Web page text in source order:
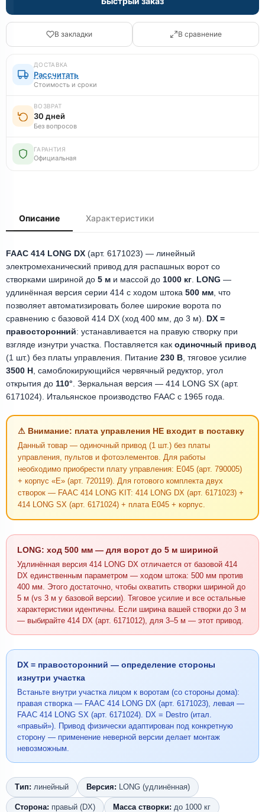
В закладки В сравнение
ДОСТАВКА
Рассчитать
Стоимость и сроки
ВОЗВРАТ
30 дней
Без вопросов
ГАРАНТИЯ
Официальная
Описание Характеристики
FAAC 414 LONG DX (арт. 6171023) — линейный
электромеханический привод для распашных ворот со
створками шириной до 5 м и массой до 1000 кг LONG —
удлинённая версия серии 414 с ходом штока 500 мм , что
позволяет автоматизировать более широкие ворота по
сравнению с базовой 414 DX (ход 400 мм, до 3 м). DX =
правосторонний: устанавливается на правую створку при
взгляде изнутри участка. Поставляется как одиночный привод
(1 шт.) без платы управления. Питание 230 В , тяговое усилие
3500 Н , самоблокирующийся червячный редуктор, угол
открытия до 110° . Зеркальная версия — 414 LONG SX (арт.
6171024). Итальянское производство FAAC с 1965 года.
⚠ Внимание: плата управления НЕ входит в поставку
Данный товар — одиночный привод (1 шт.) без платы
управления, пультов и фотоэлементов. Для работы
необходимо приобрести плату управления: E045 (арт. 790005)
+ корпус «Е» (арт. 720119). Для готового комплекта двух
створок — FAAC 414 LONG KIT: 414 LONG DX (арт. 6171023) +
414 LONG SX (арт. 6171024) + плата E045 + корпус.
LONG: ход 500 мм — для ворот до 5 м шириной
Удлинённая версия 414 LONG DX отличается от базовой 414
DX единственным параметром — ходом штока: 500 мм против
400 мм. Этого достаточно, чтобы охватить створки шириной до
5 м (vs 3 м у базовой версии). Тяговое усилие и все остальные
характеристики идентичны. Если ширина вашей створки до 3 м
— выбирайте 414 DX (арт. 6171012), для 3–5 м — этот привод.
DX = правосторонний — определение стороны
изнутри участка
Встаньте внутри участка лицом к воротам (со стороны дома):
правая створка — FAAC 414 LONG DX (арт. 6171023), левая —
FAAC 414 LONG SX (арт. 6171024). DX = Destro (итал.
«правый»). Привод физически адаптирован под конкретную
сторону — применение неверной версии делает монтаж
невозможным.
Тип: линейный Версия: LONG (удлинённая)
Сторона: правый (DX) Масса створки: до 1000 кг